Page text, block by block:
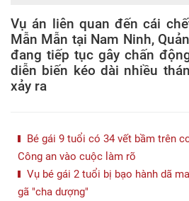
Vụ án liên quan đến cái
Mẫn Mẫn tại Nam Ninh,
đang tiếp tục gây chấn
diễn biến kéo dài nhiều
xảy ra
Bé gái 9 tuổi có 34 vết bầm trên
Công an vào cuộc làm rõ
Vụ bé gái 2 tuổi bị bạo hành dã
gã "cha dượng"